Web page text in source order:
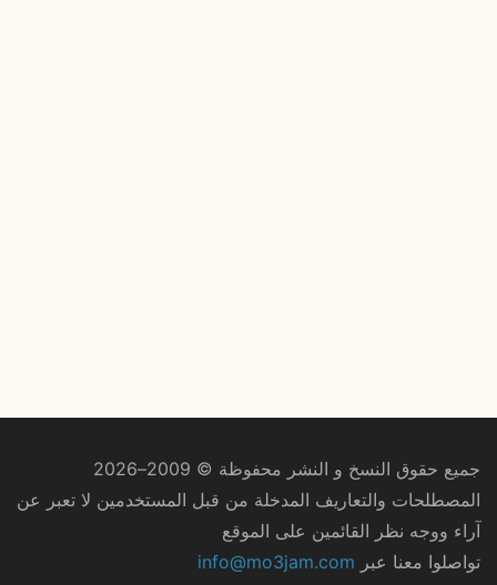
جميع حقوق النسخ و النشر محفوظة © 2009–2026
المصطلحات والتعاريف المدخلة من قبل المستخدمين لا تعبر عن
آراء ووجه نظر القائمين على الموقع
تواصلوا معنا عبر info@mo3jam.com